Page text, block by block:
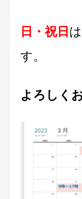
日・祝日
す。
よろしく
ブログ・コラム